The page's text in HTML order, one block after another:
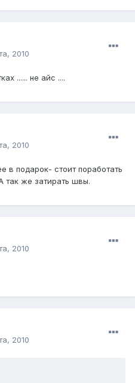
2010
...... не айс ....
2010
в подарок- стоит поработать
так же затирать швы.
2010
2010